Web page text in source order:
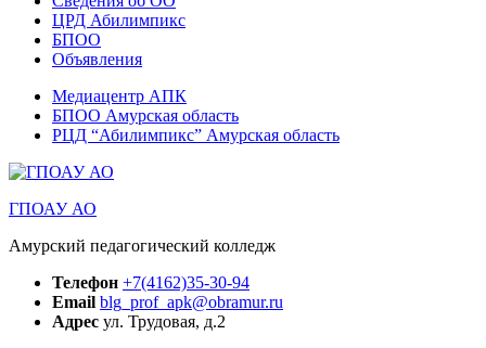
ЦРД Абилимпикс
БПОО
Объявления
Медиацентр АПК
БПОО Амурская область
РЦД “Абилимпикс” Амурская область
ГПОАУ АО
Амурский педагогический колледж
Телефон +7(4162)35-30-94
Email blg_prof_apk@obramur.ru
Адрес ул. Трудовая, д.2